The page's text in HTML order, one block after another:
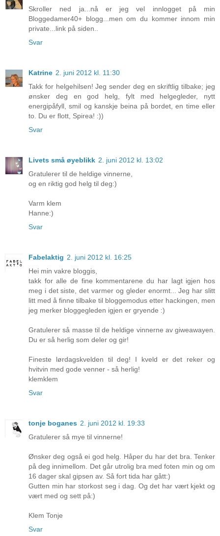
Skroller ned ja...nå er jeg vel innlogget på min
Bloggedamer40+ blogg...men om du kommer innom min
private...link på siden..
Svar
Katrine 2. juni 2012 kl. 11:30
Takk for helgehilsen! Jeg sender deg en skriftlig tilbake; jeg
ønsker deg en god helg, fylt med helgegleder, nytt
energipåfyll, smil og kanskje beina på bordet, en time eller
to. Du er flott, Spirea! :))
Svar
Livets små øyeblikk 2. juni 2012 kl. 13:02
Gratulerer til de heldige vinnerne,
og en riktig god helg til deg:)
Varm klem
Hanne:)
Svar
Fabelaktig 2. juni 2012 kl. 16:25
Hei min vakre bloggis,
takk for alle de fine kommentarene du har lagt igjen hos
meg i det siste, det varmer og gleder enormt... Jeg har slitt
litt med å finne tilbake til bloggemodus etter hackingen, men
jeg merker bloggegleden igjen er gryende :)
Gratulerer så masse til de heldige vinnerne av giweawayen.
Du er så herlig som deler og gir!
Fineste lørdagskvelden til deg! I kveld er det reker og
hvitvin med gode venner - så herlig!
klemklem
Svar
tonje boganes 2. juni 2012 kl. 19:33
Gratulerer så mye til vinnerne!
Ønsker deg også ei god helg. Håper du har det bra. Tenker
på deg innimellom. Det går utrolig bra med foten min og om
16 dager skal gipsen av. Så fort tida har gått:)
Gutten min har storkost seg i dag. Og det har vært kjekt og
vært med og sett på:)
Klem Tonje
Svar